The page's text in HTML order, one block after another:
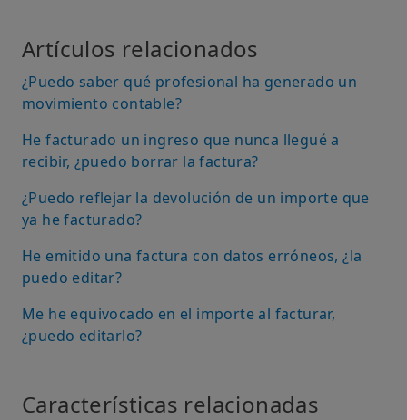
Artículos relacionados
¿Puedo saber qué profesional ha generado un
movimiento contable?
He facturado un ingreso que nunca llegué a
recibir, ¿puedo borrar la factura?
¿Puedo reflejar la devolución de un importe que
ya he facturado?
He emitido una factura con datos erróneos, ¿la
puedo editar?
Me he equivocado en el importe al facturar,
¿puedo editarlo?
Características relacionadas